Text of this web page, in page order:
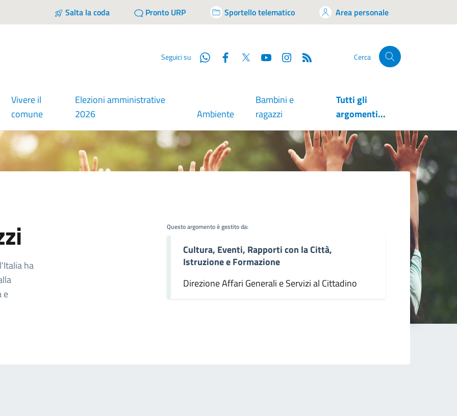
Salta la coda Pronto URP Sportello telematico Area personale
Seguici su WhatsappFacebook
Twitter YouTube Cerca
Vivere il
comune
Elezioni amministrative
2026
Ambiente
Bambini e
ragazzi
Tutti gli
argomenti...
ha
e
Questo argomento è gestito da:
Cultura, Eventi, Rapporti con la Città,
Istruzione e Formazione
Direzione Affari Generali e Servizi al Cittadino